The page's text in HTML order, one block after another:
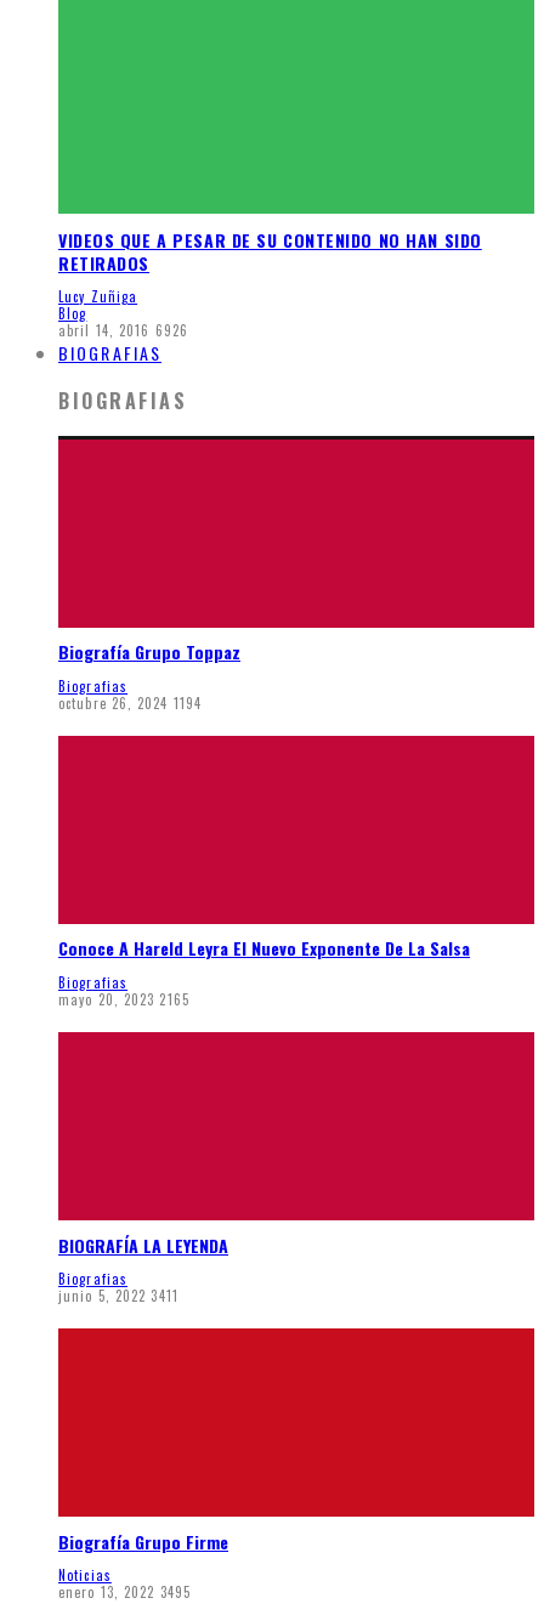
VIDEOS QUE A PESAR DE SU CONTENIDO NO HAN SIDO
RETIRADOS
Lucy Zuñiga
Blog
abril 14, 2016 6926
BIOGRAFIAS
BIOGRAFIAS
Biografía Grupo Toppaz
Biografias
octubre 26, 2024 1194
Conoce A Hareld Leyra El Nuevo Exponente De La Salsa
Biografias
mayo 20, 2023 2165
BIOGRAFÍA LA LEYENDA
Biografias
junio 5, 2022 3411
Biografía Grupo Firme
Noticias
enero 13, 2022 3495